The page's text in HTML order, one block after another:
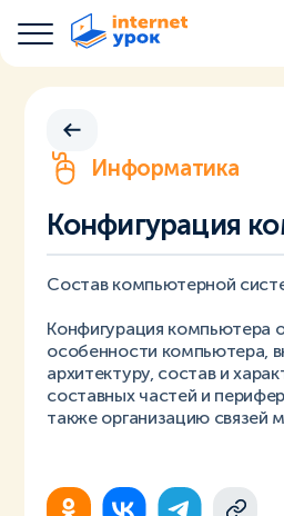
Информатика
Конфигурация
Состав компьютерной
Конфигурация компьютера
особенности компьютера,
архитектуру, состав и
составных частей и
также организацию связей